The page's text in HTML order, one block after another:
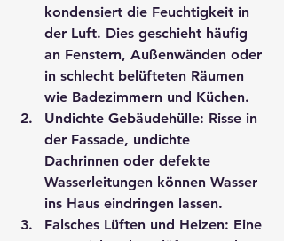
kondensiert die Feuchtigkeit in
der Luft. Dies geschieht häufig
an Fenstern, Außenwänden oder
in schlecht belüfteten Räumen
wie Badezimmern und Küchen.
Undichte Gebäudehülle: Risse in
der Fassade, undichte
Dachrinnen oder defekte
Wasserleitungen können Wasser
ins Haus eindringen lassen.
Falsches Lüften und Heizen: Eine